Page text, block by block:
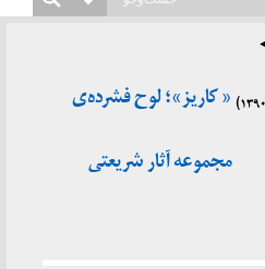
« کاریز»؛ لوح فشرده‌ی
مجموعه آثار شریعتی